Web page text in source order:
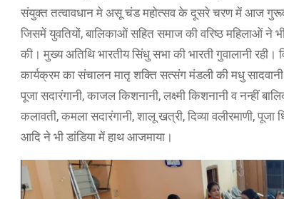
संयुक्त तत्वावधान मे असू चंड महोत्सव के दूसरे चरण में आज
जिसमें युवतियों, बालिकाओं सहित समाज की वरिष्ठ महिलाओं ने
की। मुख्य अतिथि भारतीय सिंधु सभा की भारती गुवालानी रही।
कार्यक्रम का संचालन मातृ शक्ति सत्संग मंडली की मधु सादवानी
पूजा सदारंगानी, काजल किशनानी, लक्ष्मी किशनानी व नन्हीं
कलावती, कमला सदारंगानी, शालू खत्री, दिव्या वलीरमाणी, पूजा
आदि ने भी डांडिया में हाथ आजमाया।